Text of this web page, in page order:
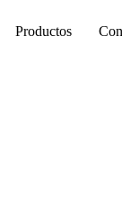
Productos